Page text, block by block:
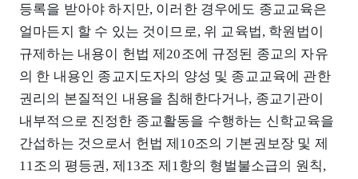
등록을 받아야 하지만, 이러한 경우에도 종교교육은
얼마든지 할 수 있는 것이므로, 위 교육법, 학원법이
규제하는 내용이 헌법 제20조에 규정된 종교의 자유
의 한 내용인 종교지도자의 양성 및 종교교육에 관한
권리의 본질적인 내용을 침해한다거나, 종교기관이
내부적으로 진정한 종교활동을 수행하는 신학교육을
간섭하는 것으로서 헌법 제10조의 기본권보장 및 제
11조의 평등권, 제13조 제1항의 형벌불소급의 원칙,